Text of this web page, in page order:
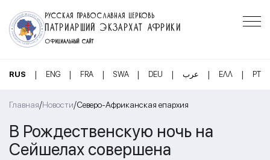
РУССКАЯ ПРАВОСЛАВНАЯ ЦЕРКОВЬ
ПАТРИАРШИЙ ЭКЗАРХАТ АФРИКИ
ОФИЦИАЛЬНЫЙ САЙТ
RUS | ENG | FRA | SWA | DEU | عرب | ΕΛΛ | PT
Главная/Новости/Северо-Африканская епархия
В Рождественскую ночь на
Сейшелах совершена